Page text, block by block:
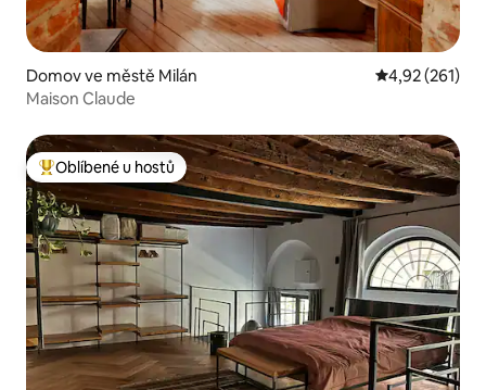
Domov ve městě Milán Průměrné
4,92 (261)
Maison Claude
Nejlepší v kategorii Oblíbené u hostů
Oblíbené u hostů